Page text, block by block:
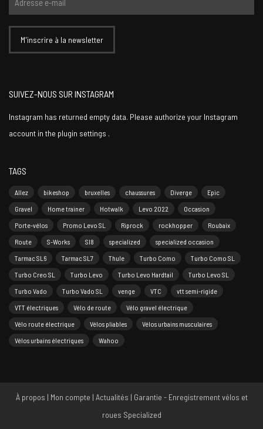
SUIVEZ-NOUS SUR INSTAGRAM
Instagram has returned empty data. Please authorize your Instagram
account in the plugin settings .
TAGS
Allez bikeshop bruxelles chaussures Diverge
Epic
Gravel
Home trainer Hotwalk Levo 2022
Occasion
Porte-vélos
Promo Levo SL Riprock rockhopper
Roubaix
Route
S-Works Sl8 specialized
specialized occasion
Tarmac SL6
Tarmac SL7 Thule Turbo Como
Turbo Como SL
Turbo Creo SL
Turbo Levo Turbo Levo Hardtail
Turbo Levo SL
Turbo Vado
Turbo Vado SL venge VTC
vtt semi-rigide
VTT électriques
Vélo de route
Vélo gravel électrique
Vélo route électrique
Vélos pliables
Vélos urbains musculaires
Vélos urbains électriques
Wahoo
À propos | Mon compte | Actualités | Garantie - Enregistrement vélos et
roues Specialized